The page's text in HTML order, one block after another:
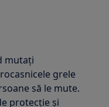
mutați
grele
să le mute.
protecție și